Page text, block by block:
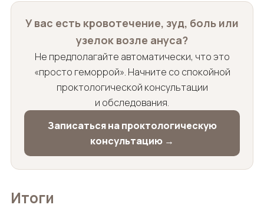
У вас есть кровотечение, зуд, боль или
узелок возле ануса?
Не предполагайте автоматически, что это
«просто геморрой». Начните со спокойной
проктологической консультации
и обследования.
Записаться на проктологическую
консультацию →
Итоги